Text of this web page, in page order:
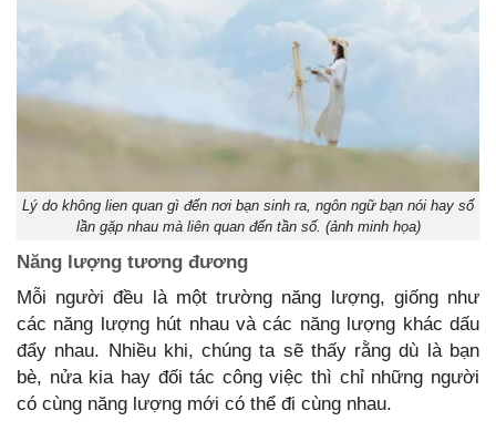
Lý do không lien quan gì đến nơi bạn sinh ra, ngôn ngữ bạn nói hay số
lần gặp nhau mà liên quan đến tần số. (ảnh minh họa)
Năng lượng tương đương
Mỗi người đều là một trường năng lượng, giống như
các năng lượng hút nhau và các năng lượng khác dấu
đẩy nhau. Nhiều khi, chúng ta sẽ thấy rằng dù là bạn
bè, nửa kia hay đối tác công việc thì chỉ những người
có cùng năng lượng mới có thể đi cùng nhau.